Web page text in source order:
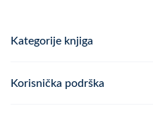
Kategorije knjiga
Školski program
Korisnička podrška